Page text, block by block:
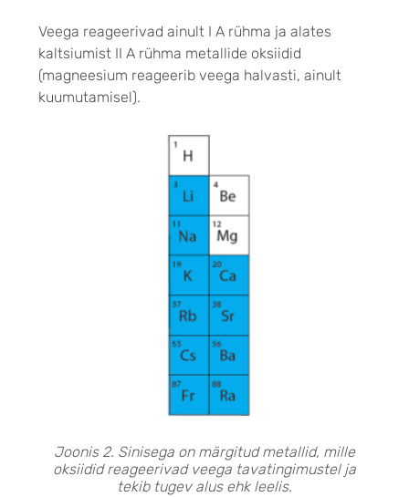
Veega reageerivad ainult I A rühma ja alates
kaltsiumist II A rühma metallide oksiidid
(magneesium reageerib veega halvasti, ainult
kuumutamisel).
Joonis 2. Sinisega on märgitud metallid, mille
oksiidid reageerivad veega tavatingimustel ja
tekib tugev alus ehk leelis.